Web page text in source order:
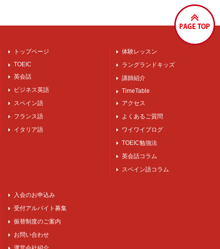
トップページ
TOEIC
英会話
ビジネス英語
スペイン語
フランス語
イタリア語
体験レッスン
ラングランドキッズ
講師紹介
TimeTable
アクセス
よくあるご質問
ワイワイブログ
TOEIC勉強法
英会話コラム
スペイン語コラム
入会のお申込み
受付アルバイト募集
振替制度のご案内
お問い合わせ